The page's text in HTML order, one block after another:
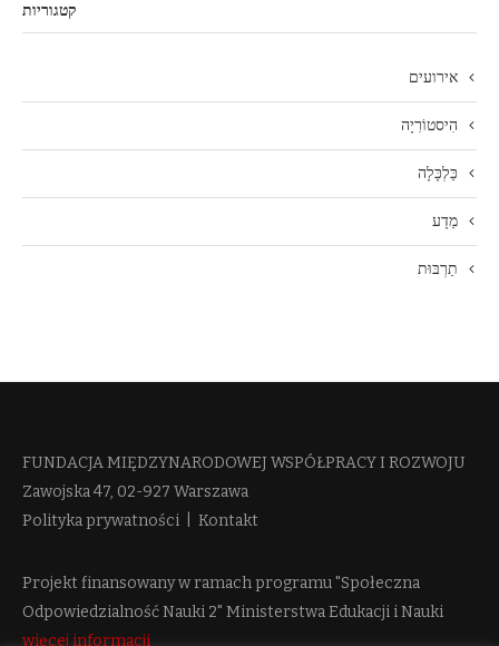
קטגוריות
אירועים
הִיסטוֹרִיָה
כַּלְכָּלָה
מַדָע
תַרְבּוּת
FUNDACJA MIĘDZYNARODOWEJ WSPÓŁPRACY I ROZWOJU​
Zawojska 47, 02-927 Warszawa
Polityka prywatności
Kontakt
Projekt finansowany w ramach programu "Społeczna
Odpowiedzialność Nauki 2" Ministerstwa Edukacji i Nauki
więcej informacji